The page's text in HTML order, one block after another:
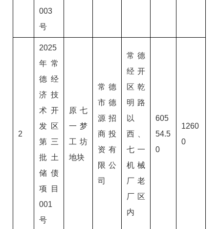
003
号
2
2025
年常
德经
济技
术开
发区
第三
批土
储债
项目
001
号
原七
一梦
工坊
地块
常德
市德
源招
商投
资有
限公
司
常德
经开
区乾
明路
以
西、
七一
机械
厂老
厂区
内
605
54.5
0
1260
0